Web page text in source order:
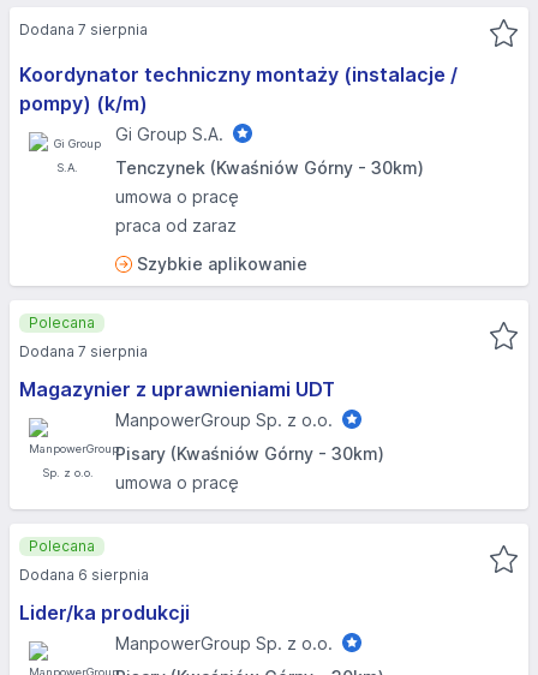
Koordynator techniczny montaży (instalacje /
pompy) (k/m)
Gi Group S.A.
Tenczynek (Kwaśniów Górny - 30km)
umowa o pracę
praca od zaraz
Szybkie aplikowanie
Dodana 7 sierpnia
Magazynier z uprawnieniami UDT
ManpowerGroup Sp. z o.o.
Pisary (Kwaśniów Górny - 30km)
umowa o pracę
Polecana
Dodana 7 sierpnia
Lider/ka produkcji
ManpowerGroup Sp. z o.o.
Polecana
Dodana 6 sierpnia